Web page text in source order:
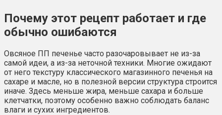
Почему этот рецепт работает и где
обычно ошибаются
Овсяное ПП печенье часто разочаровывает не из-за
самой идеи, а из-за неточной техники. Многие ожидают
от него текстуру классического магазинного печенья на
сахаре и масле, но в полезной версии структура строится
иначе. Здесь меньше жира, меньше сахара и больше
клетчатки, поэтому особенно важно соблюдать баланс
влаги и сухих ингредиентов.